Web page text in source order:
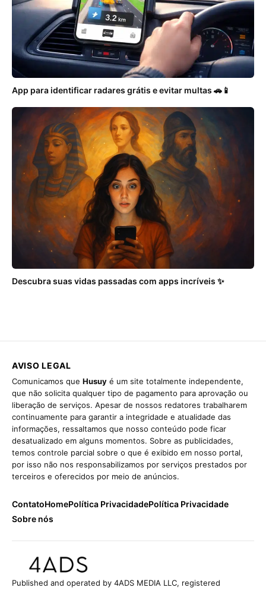
App para identificar radares grátis e evitar multas 🚗📱
Descubra suas vidas passadas com apps incríveis ✨
AVISO LEGAL
Comunicamos que Husuy é um site totalmente independente,
que não solicita qualquer tipo de pagamento para aprovação ou
liberação de serviços. Apesar de nossos redatores trabalharem
continuamente para garantir a integridade e atualidade das
informações, ressaltamos que nosso conteúdo pode ficar
desatualizado em alguns momentos. Sobre as publicidades,
temos controle parcial sobre o que é exibido em nosso portal,
por isso não nos responsabilizamos por serviços prestados por
terceiros e oferecidos por meio de anúncios.
ContatoHomePolítica PrivacidadePolítica Privacidade
Sobre nós
Published and operated by 4ADS MEDIA LLC, registered